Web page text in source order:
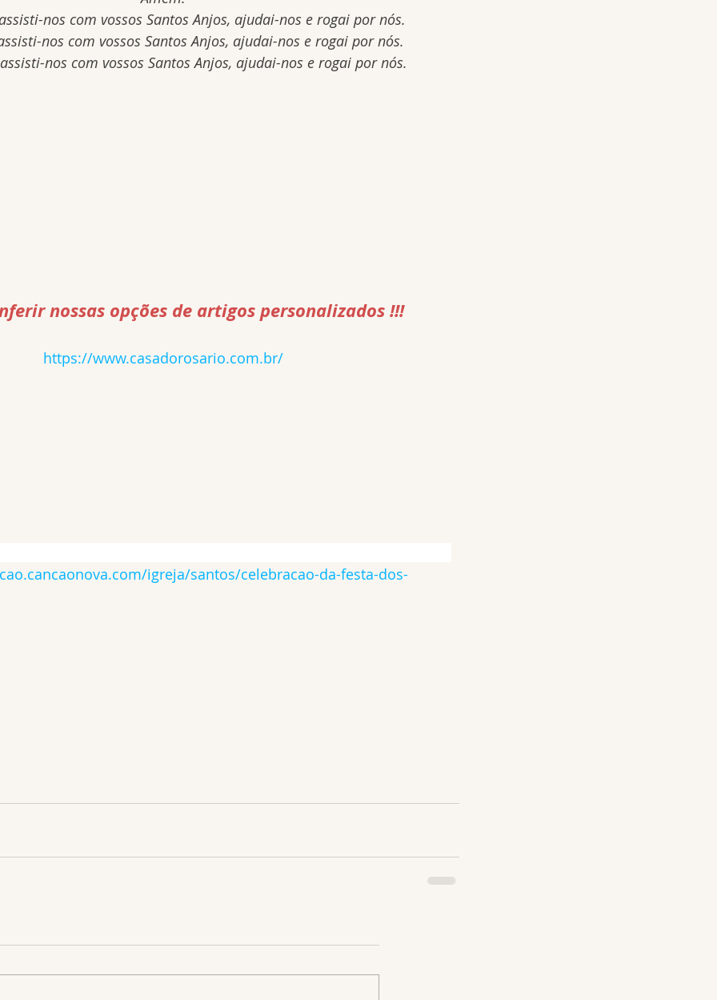
nos com vossos Santos Anjos, ajudai-nos e rogai por nós.
nos com vossos Santos Anjos, ajudai-nos e rogai por nós.
nos com vossos Santos Anjos, ajudai-nos e rogai por nós.
nossas opções de artigos personalizados !!!
https://www.casadorosario.com.br/
igreja/santos/celebracao-da-festa-dos-